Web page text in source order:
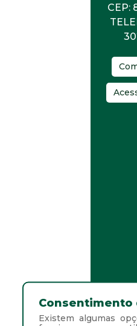
CEP:
Consentimento
Existem algumas